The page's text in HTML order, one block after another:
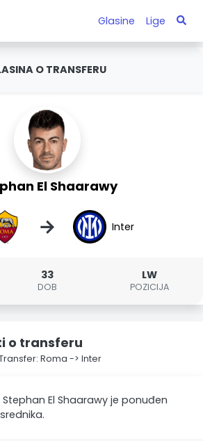
Glasine Lige
O TRANSFERU
El Shaarawy
→ Inter
33
DOB
LW
POZICIJA
o transferu
Roma -> Inter
Stephan El Shaarawy je ponuđen